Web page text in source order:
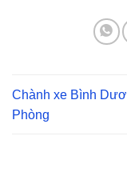
Chành xe Bình
Phòng